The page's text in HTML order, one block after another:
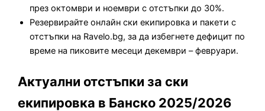
през октомври и ноември с отстъпки до 30%.
Резервирайте онлайн ски екипировка и пакети с
отстъпки на Ravelo.bg, за да избегнете дефицит по
време на пиковите месеци декември – февруари.
Актуални отстъпки за ски
екипировка в Банско 2025/2026